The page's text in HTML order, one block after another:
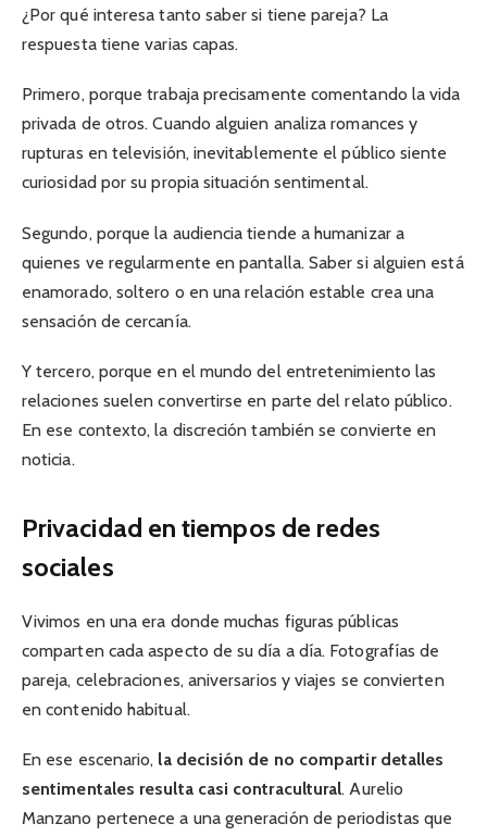
¿Por qué interesa tanto saber si tiene pareja? La
respuesta tiene varias capas.
Primero, porque trabaja precisamente comentando la vida
privada de otros. Cuando alguien analiza romances y
rupturas en televisión, inevitablemente el público siente
curiosidad por su propia situación sentimental.
Segundo, porque la audiencia tiende a humanizar a
quienes ve regularmente en pantalla. Saber si alguien está
enamorado, soltero o en una relación estable crea una
sensación de cercanía.
Y tercero, porque en el mundo del entretenimiento las
relaciones suelen convertirse en parte del relato público.
En ese contexto, la discreción también se convierte en
noticia.
Privacidad en tiempos de redes
sociales
Vivimos en una era donde muchas figuras públicas
comparten cada aspecto de su día a día. Fotografías de
pareja, celebraciones, aniversarios y viajes se convierten
en contenido habitual.
En ese escenario, la decisión de no compartir detalles
sentimentales resulta casi contracultural. Aurelio
Manzano pertenece a una generación de periodistas que